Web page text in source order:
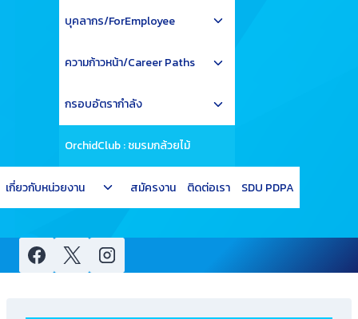
menu
บุคลากร/ForEmployee
Toggle
menu
ความก้าวหน้า/Career Paths
Toggle
menu
กรอบอัตรากำลัง
Toggle
child
OrchidClub : ชมรมกล้วยไม้
เกี่ยวกับหน่วยงาน
Toggle
child
สมัครงาน ติดต่อเรา SDU PDPA